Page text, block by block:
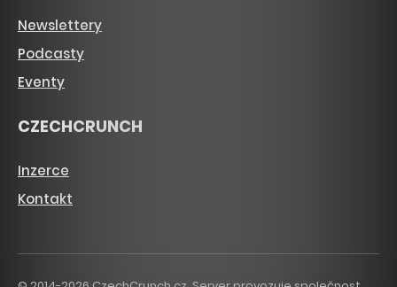
Newslettery
Podcasty
Eventy
CZECHCRUNCH
Inzerce
Kontakt